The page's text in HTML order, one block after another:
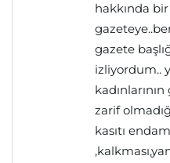
hakkında
gazete
izliyordum..
zarif
kasıtı